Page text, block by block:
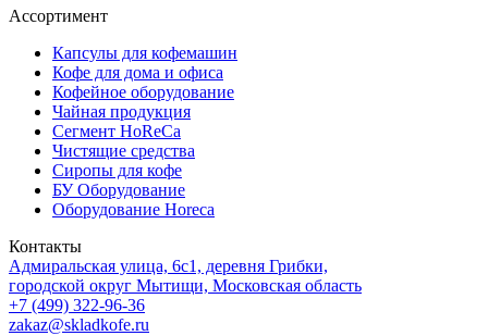
Ассортимент
Капсулы для кофемашин
Кофе для дома и офиса
Кофейное оборудование
Чайная продукция
Сегмент HoReCa
Чистящие средства
Сиропы для кофе
БУ Оборудование
Оборудование Horeca
Контакты
Адмиральская улица, 6с1, деревня Грибки,
городской округ Мытищи, Московская область
+7 (499) 322-96-36
zakaz@skladkofe.ru